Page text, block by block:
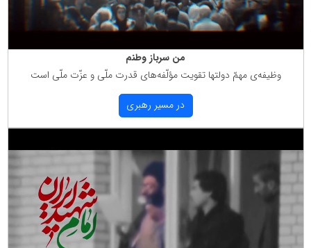
من سرباز وطنم
وظیفه‌ی مهمّ دولتها تقویت مؤلّفه‌های قدرت ملّی و عزّت ملّی است
در مسیر رهبری